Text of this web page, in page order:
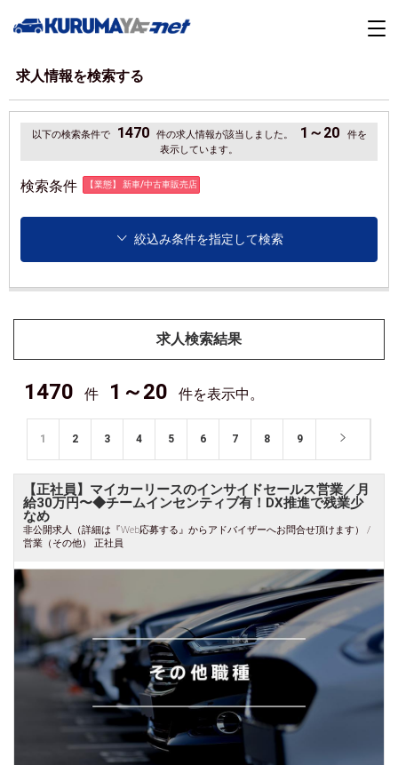
求人情報を検索する
以下の検索条件で 1470 件の求人情報が該当しました。 1～20
件を
表示しています。
検索条件 【業態】 新車/中古車販売店
絞込み条件を指定して検索
求人検索結果
1470 件 1～20 件を表示中。
1 2 3 4 5 6 7 8 9
【正社員】マイカーリースのインサイドセールス営業／月
給30万円〜◆チームインセンティブ有！DX推進で残業少
なめ
非公開求人（詳細は『Web応募する』からアドバイザーへお問合せ頂けます） /
営業（その他） 正社員